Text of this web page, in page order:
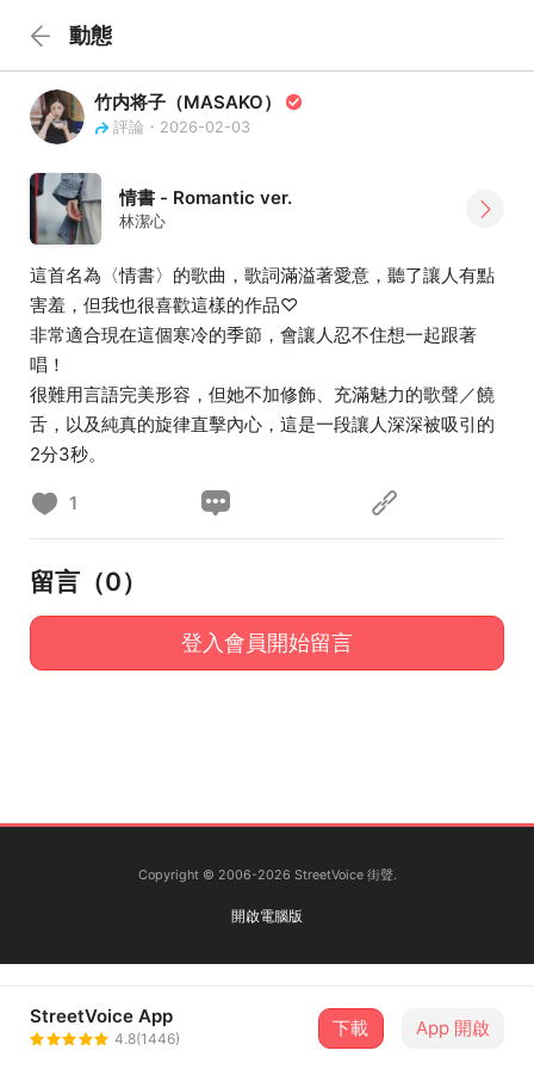
動態
竹内将子（MASAKO）
評論・2026-02-03
情書 - Romantic ver.
林潔心
這首名為〈情書〉的歌曲，歌詞滿溢著愛意，聽了讓人有點
害羞，但我也很喜歡這樣的作品♡
非常適合現在這個寒冷的季節，會讓人忍不住想一起跟著
唱！
很難用言語完美形容，但她不加修飾、充滿魅力的歌聲／饒
舌，以及純真的旋律直擊內心，這是一段讓人深深被吸引的
2分3秒。
1
留言（0）
登入會員開始留言
Copyright © 2006-2026 StreetVoice 街聲.
開啟電腦版
StreetVoice App
4.8(1446) 下載 App 開啟